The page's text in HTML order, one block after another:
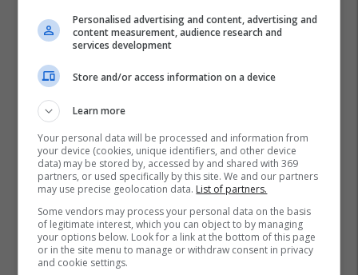
Personalised advertising and content, advertising and
content measurement, audience research and
services development
Store and/or access information on a device
Learn more
Your personal data will be processed and information from
your device (cookies, unique identifiers, and other device
data) may be stored by, accessed by and shared with 369
partners, or used specifically by this site. We and our partners
may use precise geolocation data. List of partners.
Some vendors may process your personal data on the basis
of legitimate interest, which you can object to by managing
your options below. Look for a link at the bottom of this page
or in the site menu to manage or withdraw consent in privacy
and cookie settings.